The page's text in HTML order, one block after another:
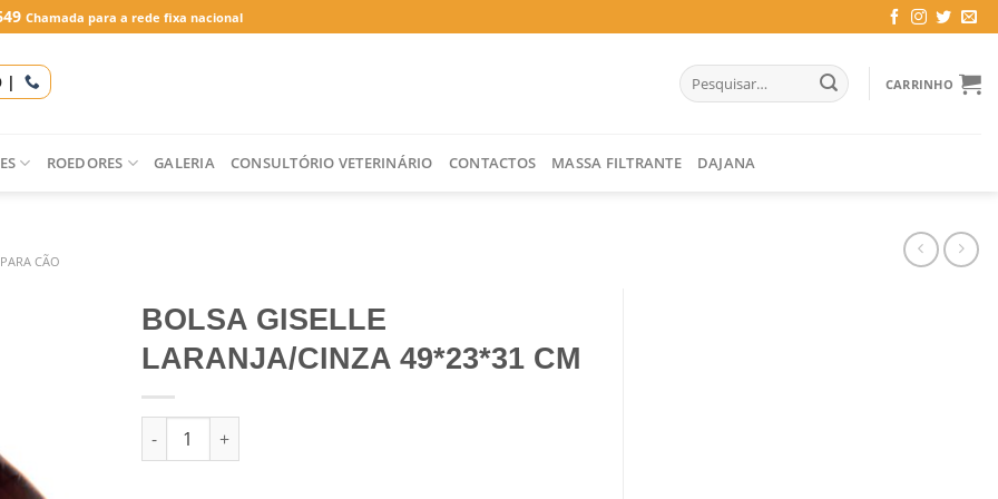
Chamada para a rede fixa nacional
|
Pesquisar
por:
CARRINHO
ROEDORES GALERIA CONSULTÓRIO VETERINÁRIO CONTACTOS MASSA FILTRANTE DAJANA
CÃO
BOLSA GISELLE
LARANJA/CINZA 49*23*31 CM
Quantidade de BOLSA GISELLE LARANJA/CINZA 49*23*31 CM